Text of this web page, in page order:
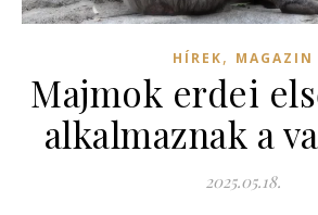
HÍREK, MAGAZIN
Majmok erdei
alkalmaznak a
2025.05.18.